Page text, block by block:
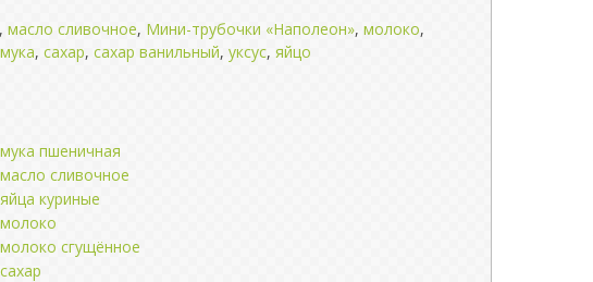
, масло сливочное, Мини-трубочки «Наполеон», молоко,
мука, сахар, сахар ванильный, уксус, яйцо
мука пшеничная
масло сливочное
яйца куриные
молоко
молоко сгущённое
сахар